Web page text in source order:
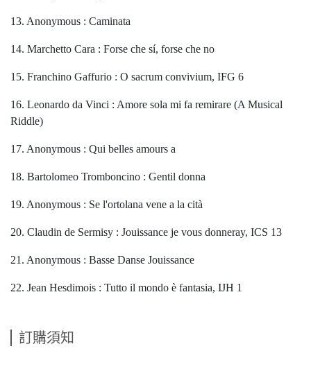
13. Anonymous : Caminata
14. Marchetto Cara : Forse che sí, forse che no
15. Franchino Gaffurio : O sacrum convivium, IFG 6
16. Leonardo da Vinci : Amore sola mi fa remirare (A Musical
Riddle)
17. Anonymous : Qui belles amours a
18. Bartolomeo Tromboncino : Gentil donna
19. Anonymous : Se l'ortolana vene a la cità
20. Claudin de Sermisy : Jouissance je vous donneray, ICS 13
21. Anonymous : Basse Danse Jouissance
22. Jean Hesdimois : Tutto il mondo è fantasia, IJH 1
訂購須知